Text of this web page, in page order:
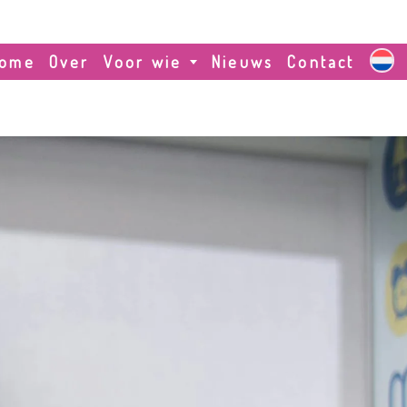
Over Voor wie Nieuws Contact